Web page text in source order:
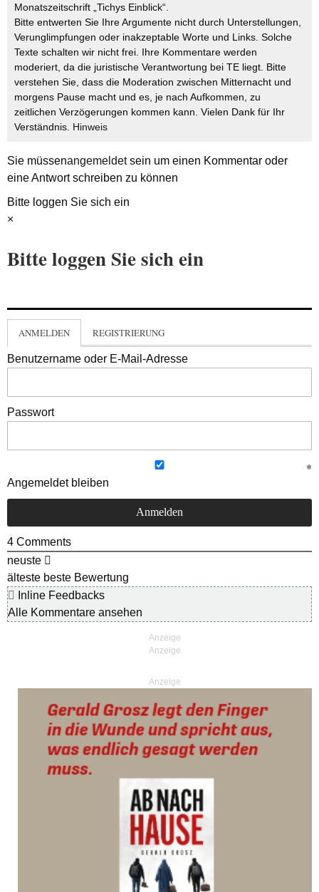
Monatszeitschrift „Tichys Einblick“.
Bitte entwerten Sie Ihre Argumente nicht durch Unterstellungen,
Verunglimpfungen oder inakzeptable Worte und Links. Solche
Texte schalten wir nicht frei. Ihre Kommentare werden
moderiert, da die juristische Verantwortung bei TE liegt. Bitte
verstehen Sie, dass die Moderation zwischen Mitternacht und
morgens Pause macht und es, je nach Aufkommen, zu
zeitlichen Verzögerungen kommen kann. Vielen Dank für Ihr
Verständnis. Hinweis
Sie müssenangemeldetsein um einen Kommentar oder
eine Antwort schreiben zu können
Bitte loggen Sie sich ein
×
Bitte loggen Sie sich ein
ANMELDEN REGISTRIERUNG
Benutzername oder E-Mail-Adresse
Passwort
Angemeldet bleiben
4 Comments
neuste
älteste beste Bewertung
Inline Feedbacks
Alle Kommentare ansehen
Anzeige